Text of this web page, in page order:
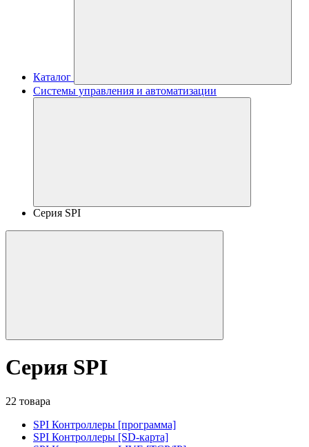
Каталог
Системы управления и автоматизации
Серия SPI
Серия SPI
22 товара
SPI Контроллеры [программа]
SPI Контроллеры [SD-карта]